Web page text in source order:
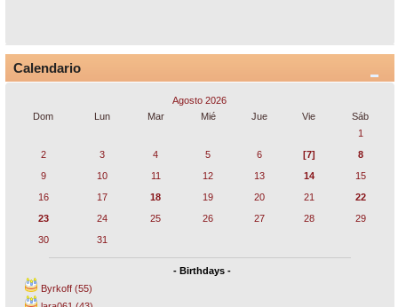
Calendario
Agosto 2026
Dom
Lun Mar Mié Jue Vie
Sáb
1
2
3 4 5 6 [7]
8
9
10 11 12 13 14
15
16
17 18 19 20 21
22
23
24 25 26 27 28
29
30
31
- Birthdays -
Byrkoff (55)